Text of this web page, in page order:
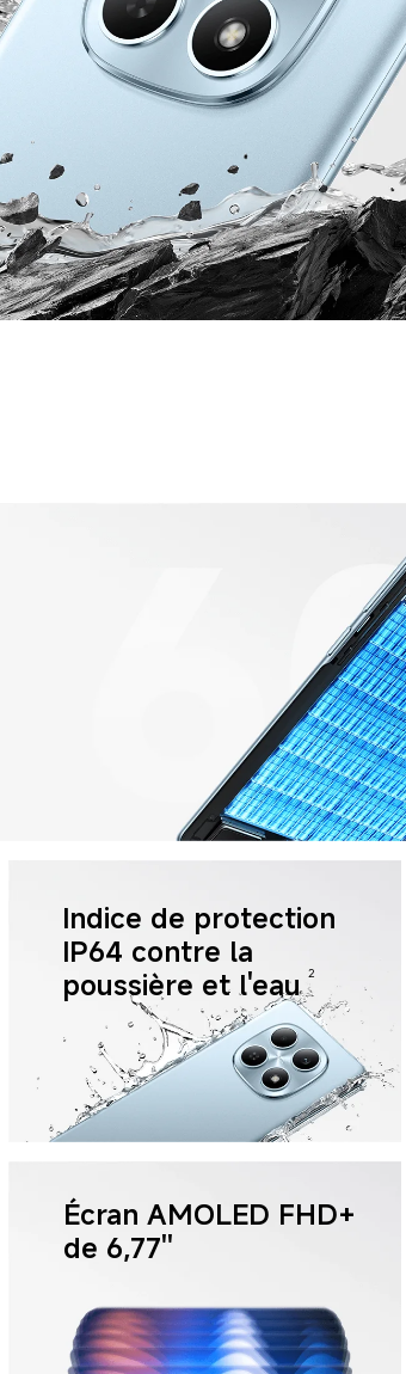
Indice de protection
IP64 contre la
poussière et l'eau 2
Écran AMOLED FHD+
de 6,77''